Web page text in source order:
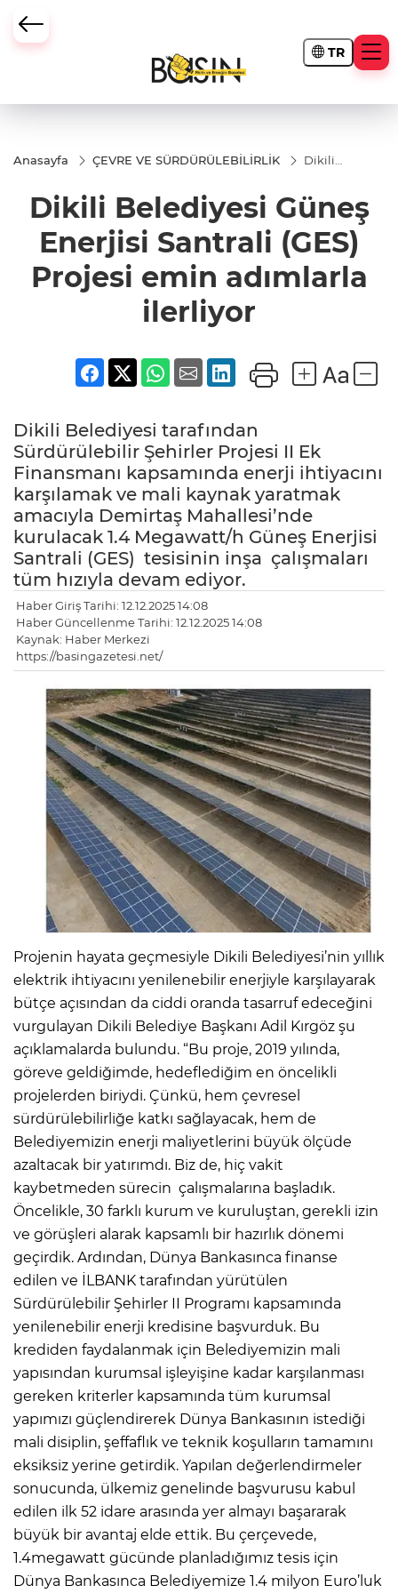
TR
Anasayfa ÇEVRE VE SÜRDÜRÜLEBİLİRLİK
Dikili
Enerjisi
Santrali
(GES)
Projesi
adımlarla
ilerliyor
Dikili Belediyesi Güneş
Enerjisi Santrali (GES)
Projesi emin adımlarla
ilerliyor
Dikili Belediyesi tarafından
Sürdürülebilir Şehirler Projesi II Ek
Finansmanı kapsamında enerji ihtiyacını
karşılamak ve mali kaynak yaratmak
amacıyla Demirtaş Mahallesi’nde
kurulacak 1.4 Megawatt/h Güneş Enerjisi
Santrali (GES) tesisinin inşa çalışmaları
tüm hızıyla devam ediyor.
Haber Giriş Tarihi: 12.12.2025 14:08
Haber Güncellenme Tarihi: 12.12.2025 14:08
Kaynak: Haber Merkezi
https://basingazetesi.net/
Projenin hayata geçmesiyle Dikili Belediyesi’nin yıllık
elektrik ihtiyacını yenilenebilir enerjiyle karşılayarak
bütçe açısından da ciddi oranda tasarruf edeceğini
vurgulayan Dikili Belediye Başkanı Adil Kırgöz şu
açıklamalarda bulundu. “Bu proje, 2019 yılında,
göreve geldiğimde, hedeflediğim en öncelikli
projelerden biriydi. Çünkü, hem çevresel
sürdürülebilirliğe katkı sağlayacak, hem de
Belediyemizin enerji maliyetlerini büyük ölçüde
azaltacak bir yatırımdı. Biz de, hiç vakit
kaybetmeden sürecin çalışmalarına başladık.
Öncelikle, 30 farklı kurum ve kuruluştan, gerekli izin
ve görüşleri alarak kapsamlı bir hazırlık dönemi
geçirdik. Ardından, Dünya Bankasınca finanse
edilen ve İLBANK tarafından yürütülen
Sürdürülebilir Şehirler II Programı kapsamında
yenilenebilir enerji kredisine başvurduk. Bu
krediden faydalanmak için Belediyemizin mali
yapısından kurumsal işleyişine kadar karşılanması
gereken kriterler kapsamında tüm kurumsal
yapımızı güçlendirerek Dünya Bankasının istediği
mali disiplin, şeffaflık ve teknik koşulların tamamını
eksiksiz yerine getirdik. Yapılan değerlendirmeler
sonucunda, ülkemiz genelinde başvurusu kabul
edilen ilk 52 idare arasında yer almayı başararak
büyük bir avantaj elde ettik. Bu çerçevede,
1.4megawatt gücünde planladığımız tesis için
Dünya Bankasınca Belediyemize 1.4 milyon Euro’luk